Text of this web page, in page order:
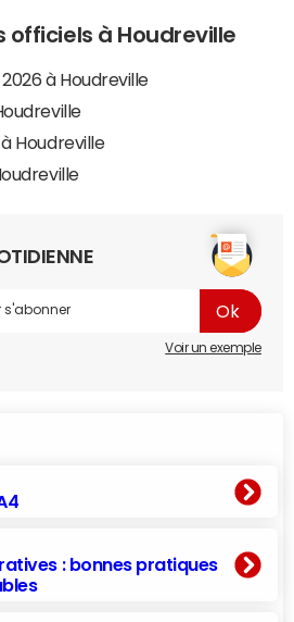
officiels à Houdreville
à Houdreville
Houdreville
Voir un exemple
: bonnes pratiques